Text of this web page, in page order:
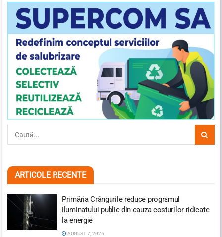
ARTICOLE RECENTE
Primăria Crângurile reduce programul
iluminatului public din cauza costurilor ridicate
la energie
AUGUST 7, 2026